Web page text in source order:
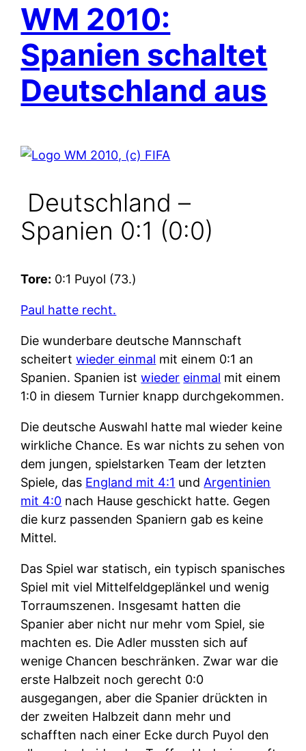
WM 2010:
Spanien schaltet
Deutschland aus
Deutschland –
Spanien 0:1 (0:0)
Tore: 0:1 Puyol (73.)
Paul hatte recht.
Die wunderbare deutsche Mannschaft
scheitertwieder einmal mit einem 0:1 an
Spanien. Spanien istwieder einmal mit einem
1:0 in diesem Turnier knapp durchgekommen.
Die deutsche Auswahl hatte mal wieder keine
wirkliche Chance. Es war nichts zu sehen von
dem jungen, spielstarken Team der letzten
Spiele, das England mit 4:1 und Argentinien
mit 4:0 nach Hause geschickt hatte. Gegen
die kurz passenden Spaniern gab es keine
Mittel.
Das Spiel war statisch, ein typisch spanisches
Spiel mit viel Mittelfeldgeplänkel und wenig
Torraumszenen. Insgesamt hatten die
Spanier aber nicht nur mehr vom Spiel, sie
machten es. Die Adler mussten sich auf
wenige Chancen beschränken. Zwar war die
erste Halbzeit noch gerecht 0:0
ausgegangen, aber die Spanier drückten in
der zweiten Halbzeit dann mehr und
schafften nach einer Ecke durch Puyol den